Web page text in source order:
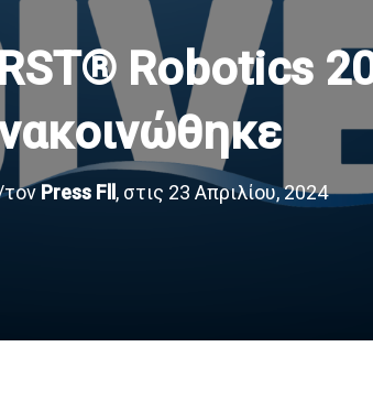
Robotics
Press Fll , στις 23 Απριλίου, 2024